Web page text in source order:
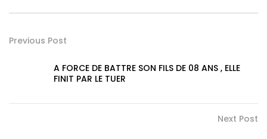
Previous Post
A FORCE DE BATTRE SON FILS DE 08 ANS , ELLE
FINIT PAR LE TUER
Next Post